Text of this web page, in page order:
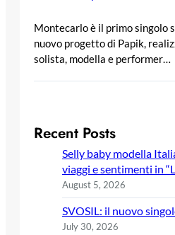
Montecarlo è il primo singolo
nuovo progetto di Papik,
solista, modella e performer…
Recent Posts
Selly baby modella
viaggi e sentimenti in
August 5, 2026
SVOSIL: il nuovo
July 30, 2026